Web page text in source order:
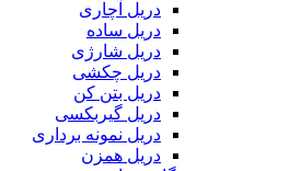
دریل آچاری
دریل ساده
دریل شارژی
دریل چکشی
دریل بتن کن
دریل گیربکسی
دریل نمونه برداری
دریل همزن